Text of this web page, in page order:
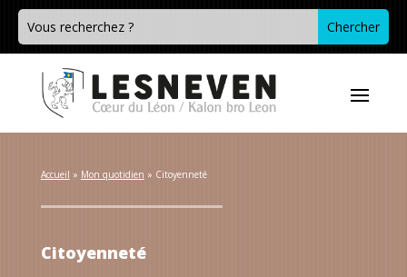
Accueil » Mon quotidien » Citoyenneté
Citoyenneté